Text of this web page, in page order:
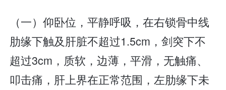
（一）仰卧位，平静呼吸，在右锁骨中线
肋缘下触及肝脏不超过1.5cm，剑突下不
超过3cm，质软，边薄，平滑，无触痛、
叩击痛，肝上界在正常范围，左肋缘下未